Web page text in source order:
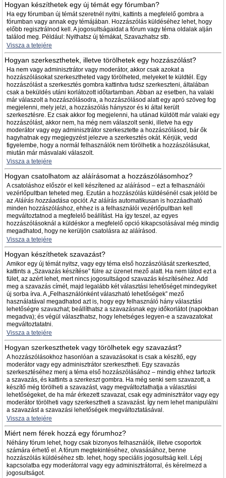
Hogyan készíthetek egy új témát egy fórumban?
Ha egy fórumban új témát szeretnél nyitni, kattints a megfelelő gombra a
fórumban vagy annak egy témájában. Hozzászólás küldéséhez lehet, hogy
előbb regisztrálnod kell. A jogosultságaidat a fórum vagy téma oldalak alján
találod meg. Például: Nyithatsz új témákat, Szavazhatsz stb.
Vissza a tetejére
Hogyan szerkeszthetek, illetve törölhetek egy hozzászólást?
Ha nem vagy adminisztrátor vagy moderátor, akkor csak azokat a
hozzászólásokat szerkesztheted vagy törölheted, melyeket te küldtél. Egy
hozzászólást a szerkesztés gombra kattintva tudsz szerkeszteni, általában
csak a beküldés utáni korlátozott időtartamban. Abban az esetben, ha valaki
már válaszolt a hozzászólásodra, a hozzászólásod alatt egy apró szöveg fog
megjelenni, mely jelzi, a hozzászólás hányszor és ki által került
szerkesztésre. Ez csak akkor fog megjelenni, ha utánad küldött már valaki egy
hozzászólást, akkor nem, ha még nem válaszolt senki, illetve ha egy
moderátor vagy egy adminisztrátor szerkesztette a hozzászólásod, bár ők
hagyhatnak egy megjegyzést jelezve a szerkesztés okát. Kérjük, vedd
figyelembe, hogy a normál felhasználók nem törölhetik a hozzászólásukat,
miután már másvalaki válaszolt.
Vissza a tetejére
Hogyan csatolhatom az aláírásomat a hozzászólásomhoz?
A csatoláshoz először el kell készítened az aláírásod – ezt a felhasználói
vezérlőpultban teheted meg. Ezután a hozzászólás küldésénél csak jelöld be
azAláírás hozzáadása opciót. Az aláírás automatikusan is hozzáadható
minden hozzászóláshoz, ehhez is a felhasználói vezérlőpultban kell
megváltoztatnod a megfelelő beállítást. Ha így teszel, az egyes
hozzászólásoknál a küldéskor a megfelelő opció kikapcsolásával még mindig
megadhatod, hogy ne kerüljön csatolásra az aláírásod.
Vissza a tetejére
Hogyan készíthetek szavazást?
Amikor egy új témát nyitsz, vagy egy téma első hozzászólását szerkeszted,
kattints a „Szavazás készítése” fülre az üzenet mező alatt. Ha nem látod ezt a
fület, az azért lehet, mert nincs jogosultságod szavazás készítéséhez. Add
meg a szavazás címét, majd legalább két választási lehetőséget mindegyiket
új sorba írva. A „Felhasználónként válaszható lehetőségek” mező
használatával megadhatod azt is, hogy egy felhasználó hány választási
lehetőségre szavazhat; beállíthatsz a szavazásnak egy időkorlátot (napokban
megadva); és végül választhatsz, hogy lehetséges legyen-e a szavazatokat
megváltoztatatni.
Vissza a tetejére
Hogyan szerkeszthetek vagy törölhetek egy szavazást?
A hozzászólásokhoz hasonlóan a szavazásokat is csak a készítő, egy
moderátor vagy egy adminisztrátor szerkesztheti. Egy szavazás
szerkesztéséhez menj a téma első hozzászólásához – mindig ehhez tartozik
a szavazás, és kattints a szerkesztgombra. Ha még senki sem szavazott, a
készítő még törölheti a szavazást, vagy megváltoztathatja a választási
lehetőségeket, de ha már érkezett szavazat, csak egy adminisztrátor vagy egy
moderátor törölheti vagy szerkesztheti a szavazást. Így nem lehet manipulálni
a szavazást a szavazási lehetőségek megváltoztatásával.
Vissza a tetejére
Miért nem férek hozzá egy fórumhoz?
Néhány fórum lehet, hogy csak bizonyos felhasználók, illetve csoportok
számára érhető el. A fórum megtekintéséhez, olvasásához, benne
hozzászólás küldéséhez stb. lehet, hogy speciális jogosultság kell. Lépj
kapcsolatba egy moderátorral vagy egy adminisztrátorral, és kérelmezd a
jogosultságot.